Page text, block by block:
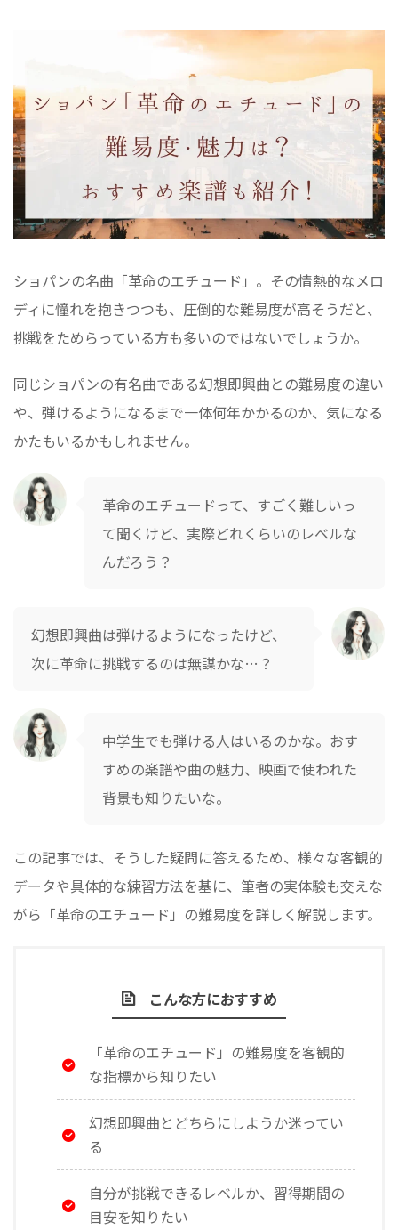
ショパンの名曲「革命のエチュード」。その情熱的なメロ
ディに憧れを抱きつつも、圧倒的な難易度が高そうだと、
挑戦をためらっている方も多いのではないでしょうか。
同じショパンの有名曲である幻想即興曲との難易度の違い
や、弾けるようになるまで一体何年かかるのか、気になる
かたもいるかもしれません。
革命のエチュードって、すごく難しいっ
て聞くけど、実際どれくらいのレベルな
んだろう？
幻想即興曲は弾けるようになったけど、
次に革命に挑戦するのは無謀かな…？
中学生でも弾ける人はいるのかな。おす
すめの楽譜や曲の魅力、映画で使われた
背景も知りたいな。
この記事では、そうした疑問に答えるため、様々な客観的
データや具体的な練習方法を基に、筆者の実体験も交えな
がら「革命のエチュード」の難易度を詳しく解説します。
こんな方におすすめ
「革命のエチュード」の難易度を客観的
な指標から知りたい
幻想即興曲とどちらにしようか迷ってい
る
自分が挑戦できるレベルか、習得期間の
目安を知りたい